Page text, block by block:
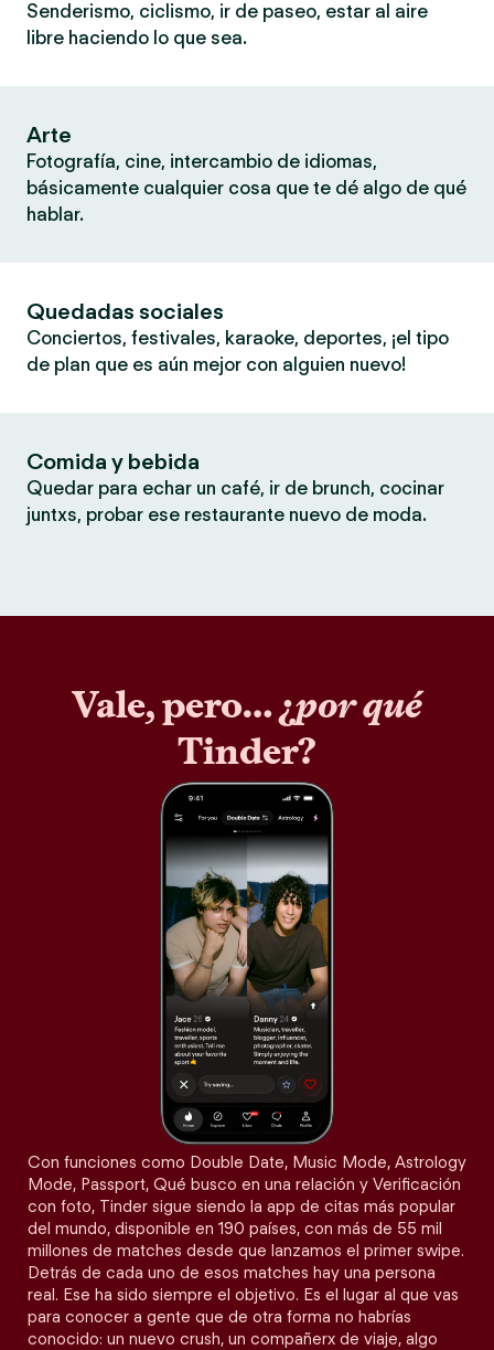
Senderismo, ciclismo, ir de paseo, estar al aire
libre haciendo lo que sea.
Arte
Fotografía, cine, intercambio de idiomas,
básicamente cualquier cosa que te dé algo de qué
hablar.
Quedadas sociales
Conciertos, festivales, karaoke, deportes, ¡el tipo
de plan que es aún mejor con alguien nuevo!
Comida y bebida
Quedar para echar un café, ir de brunch, cocinar
juntxs, probar ese restaurante nuevo de moda.
Vale, pero… ¿por qué
Tinder?
Con funciones como Double Date, Music Mode, Astrology
Mode, Passport, Qué busco en una relación y Verificación
con foto, Tinder sigue siendo la app de citas más popular
del mundo, disponible en 190 países, con más de 55 mil
millones de matches desde que lanzamos el primer swipe.
Detrás de cada uno de esos matches hay una persona
real. Ese ha sido siempre el objetivo. Es el lugar al que vas
para conocer a gente que de otra forma no habrías
conocido: un nuevo crush, un compañerx de viaje, algo